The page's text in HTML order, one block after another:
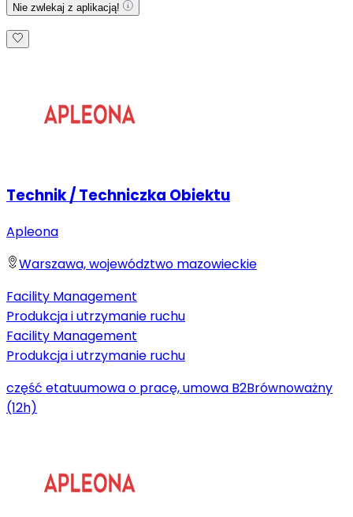
Nie zwlekaj z aplikacją!
Technik / Techniczka Obiektu
Apleona
Warszawa, województwo mazowieckie
Facility Management
Produkcja i utrzymanie ruchu
Facility Management
Produkcja i utrzymanie ruchu
część etatuumowa o pracę, umowa B2Brównoważny
(12h)